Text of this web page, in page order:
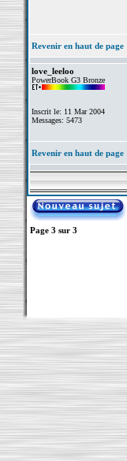
Revenir en haut de page
love_leeloo
PowerBook G3 Bronze
Inscrit le: 11 Mar 2004
Messages: 5473
Revenir en haut de page
Page 3 sur 3